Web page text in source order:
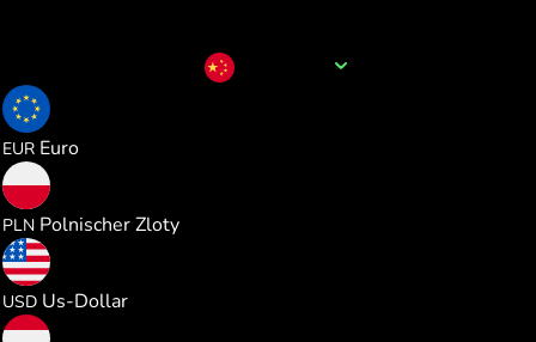
EUR Euro
PLN Polnischer Zloty
USD Us-Dollar